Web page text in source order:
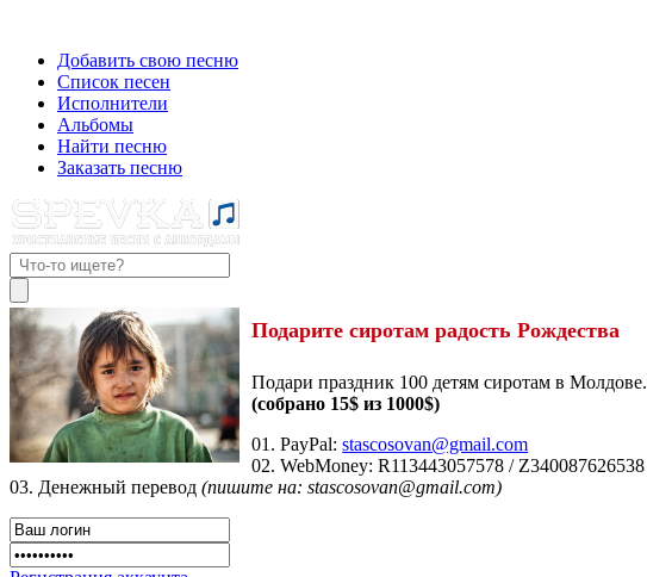
Добавить свою песню
Список песен
Исполнители
Альбомы
Найти песню
Заказать песню
Подарите сиротам радость Рождества
Подари праздник 100 детям сиротам в Молдове.
(собрано 15$ из 1000$)
01. PayPal:stascosovan@gmail.com
02. WebMoney:R113443057578 / Z340087626538
03. Денежный перевод (пишите на: stascosovan@gmail.com)